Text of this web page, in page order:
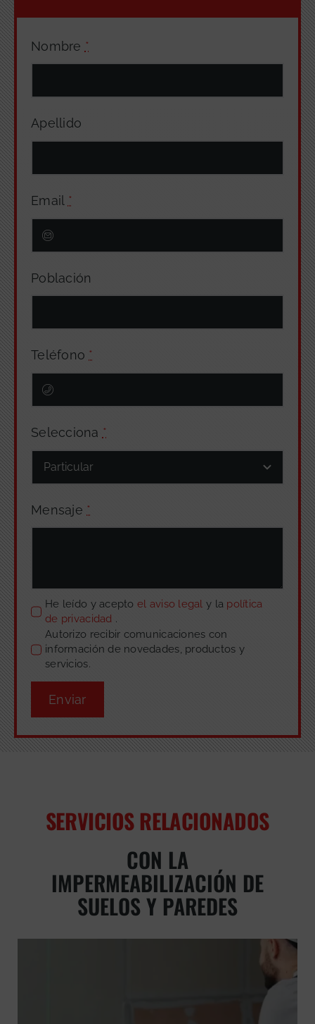
Nombre *
Apellido
Email *
Población
Teléfono *
Selecciona *
Mensaje *
He leído y acepto el aviso legaly la política
de privacidad .
Autorizo recibir comunicaciones con
información de novedades, productos y
servicios.
Enviar
SERVICIOS RELACIONADOS
CON LA
IMPERMEABILIZACIÓN DE
SUELOS Y PAREDES